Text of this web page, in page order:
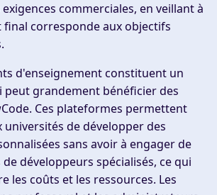
commerciales, en veillant à
corresponde aux objectifs
d'enseignement constituent un
grandement bénéficier des
Ces plateformes permettent
universités de développer des
sans avoir à engager de
développeurs spécialisés, ce qui
les coûts et les ressources. Les